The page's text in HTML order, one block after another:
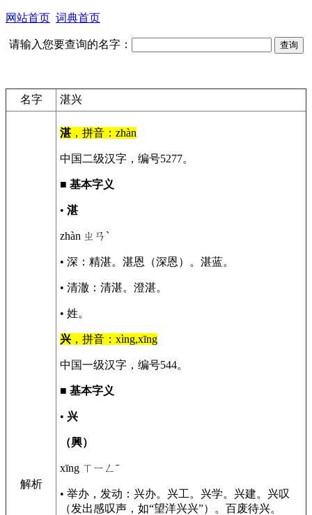
网站首页 词典首页
请输入您要查询的名字：
名字 湛兴
解析
湛，拼音：zhàn
中国二级汉字，编号5277。
■ 基本字义
• 湛
zhàn ㄓㄢˋ
• 深：精湛。湛恩（深恩）。湛蓝。
• 清澈：清湛。澄湛。
• 姓。
兴 ，拼音：xìng,xīng
中国一级汉字，编号544。
■ 基本字义
• 兴
（興）
xīng ㄒㄧㄥˉ
• 举办，发动：兴办。兴工。兴学。兴建。兴叹
（发出感叹声，如“望洋兴兴”）。百废待兴。